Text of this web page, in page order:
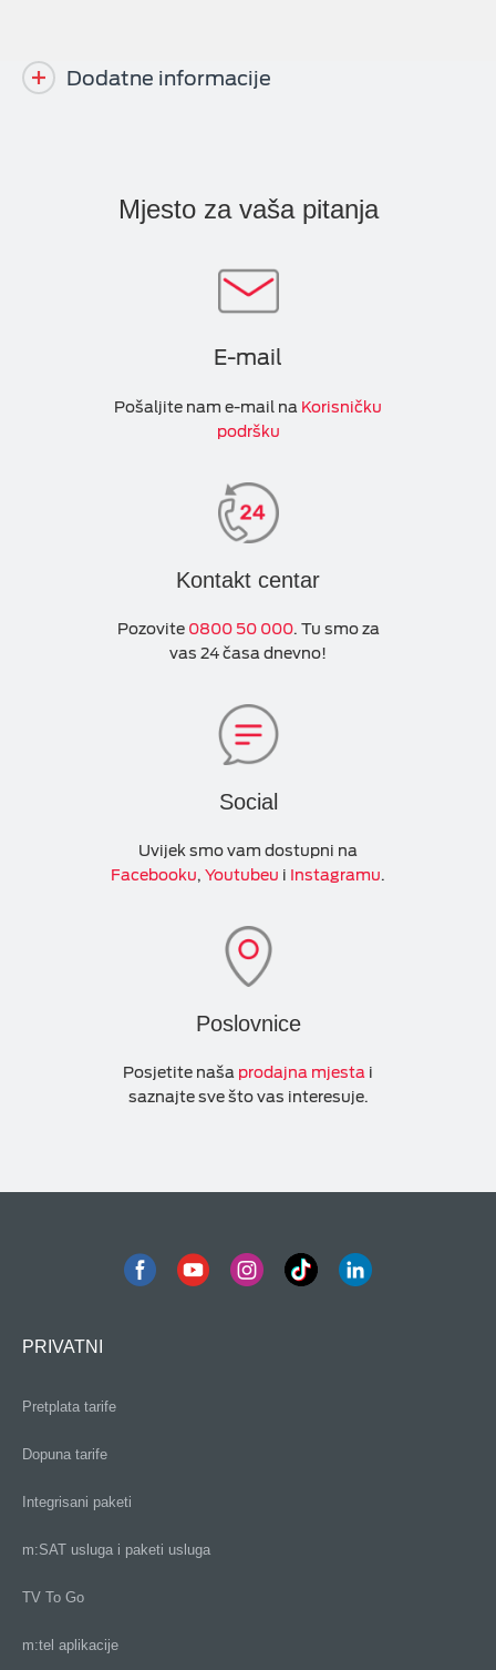
Dodatne informacije
Mjesto za vaša pitanja
E-mail
Pošaljite nam e-mail na Korisničku
podršku
Kontakt centar
Pozovite 0800 50 000. Tu smo za
vas 24 časa dnevno!
Social
Uvijek smo vam dostupni na
Facebooku, Youtubeu i Instagramu.
Poslovnice
Posjetite naša prodajna mjesta i
saznajte sve što vas interesuje.
PRIVATNI
Pretplata tarife
Dopuna tarife
Integrisani paketi
m:SAT usluga i paketi usluga
TV To Go
m:tel aplikacije